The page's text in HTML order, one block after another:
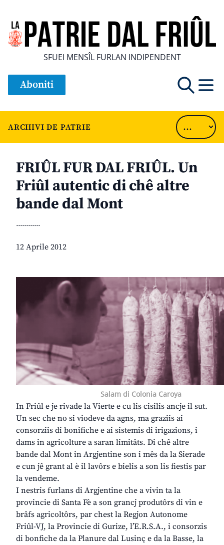
SFUEI MENSÎL FURLAN INDIPENDENT
Aboniti
ARCHIVI DE PATRIE
FRIÛL FUR DAL FRIÛL. Un
Friûl autentic di chê altre
bande dal Mont
............
12 Aprile 2012
Salam di Colonia Caroya
In Friûl e je rivade la Vierte e cu lis cisilis ancje il sut.
Un sec che no si viodeve da agns, ma graziis ai
consorziis di bonifiche e ai sistemis di irigazions, i
dams in agricolture a saran limitâts. Di chê altre
bande dal Mont in Argjentine son i mês da la Sierade
e cun jê grant al è il lavôrs e bielis a son lis fiestis par
la vendeme.
I nestris furlans di Argjentine che a vivin ta la
provincie di Santa Fè a son grancj produtôrs di vin e
brâfs agricoltôrs, par chest la Regjon Autonome
Friûl-VJ, la Provincie di Gurize, l’E.R.S.A., i consorzis
di bonfiche da la Planure dal Lusinç e da la Basse, la